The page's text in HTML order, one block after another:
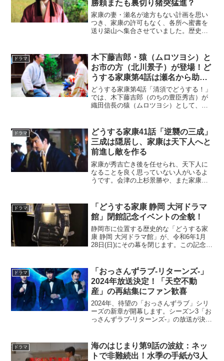
勝頼またも裏切り猪突猛進？
家康の妻・瀬名が途方もない計画を思い
つき、家康の許可もなく、各所へ蜜書を
送り築山へ集合させていました。歴史上
の身がもっと危なくなったことから、そ
のような伝わり方をされて...
ドラマ
木下藤吉郎・猿（ムロツヨシ）と
お市の方（北川景子）が登場！ど
うする家康第4話は瀬名から助け
ての手紙が・・・
どうする家康第4話「清須でどうする！」
では、木下藤吉郎（のちの豊臣秀吉）が
織田信長の猿（ムロツヨシ）として、ま
ての手紙が届き、ますます松平元康（松
本潤）を苦しめる要因が揃...
ドラマ
どうする家康41話「逆襲の三成」
三成は隠居し、家康は天下人へと
前進し敵を作る
家康が秀吉亡き後を任せられ、天下人に
なることを良く思っていない人がいるよ
うです。会津の上杉景勝や、また家康に
づいている家康の前に立ちはだかるの
は、いったい誰なのか？⇒ ...
ドラマ
「どうする家康 静岡 大河ドラマ
館」閉館記念イベントの全貌！
静岡市に位置する歴史的な「どうする家
康 静岡 大河ドラマ館」が、令和6年1月
28日(日)にその幕を閉じます。この記念す
来館者は様々な企画を楽しむことができ
ます。この記...
ドラマ
「おっさんずラブ-リターンズ-」
2024年放送決定！「天空不動
産」の再結集にファン歓喜
2024年、待望の「おっさんずラブ」シリ
ーズの新章が開幕します。シーズン3「お
っさんずラブ-リターンズ-」の放送が決定
再び登場し、さらに林遣都さんの再出演
も決定！この...
ドラマ
海のはじまり第9話の波紋：ネッ
トで非難続出！水季の手紙が3人